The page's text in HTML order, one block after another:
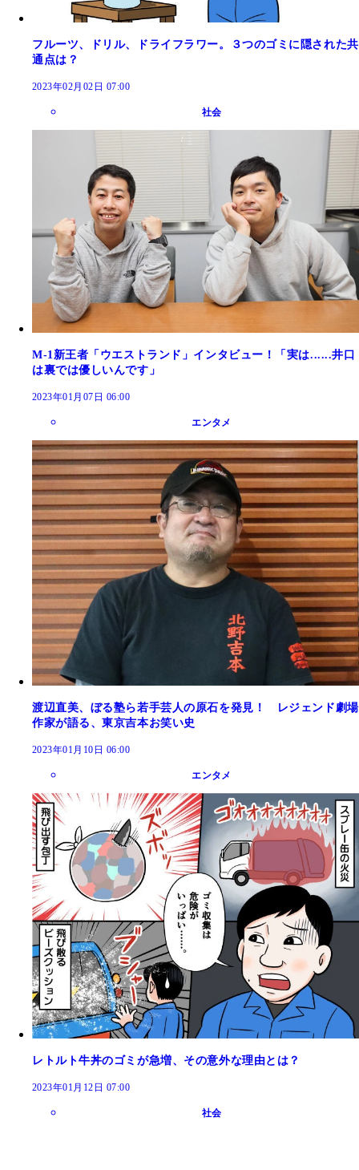
フルーツ、ドリル、ドライフラワー。３つのゴミに隠された共
通点は？
2023年02月02日 07:00
社会
M-1新王者「ウエストランド」インタビュー！「実は......井口
は裏では優しいんです」
2023年01月07日 06:00
エンタメ
渡辺直美、ぼる塾ら若手芸人の原石を発見！ レジェンド劇場
作家が語る、東京吉本お笑い史
2023年01月10日 06:00
エンタメ
レトルト牛丼のゴミが急増、その意外な理由とは？
2023年01月12日 07:00
社会